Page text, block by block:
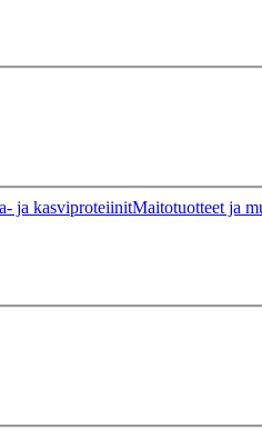
ja kasviproteiinitMaitotuotteet ja